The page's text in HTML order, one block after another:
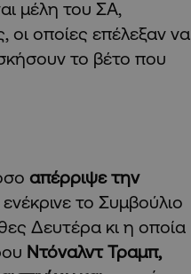
μέλη του ΣΑ,
οι οποίες επέλεξαν να
το βέτο που
απέρριψε την
το Συμβούλιο
Δευτέρα κι η οποία
Ντόναλντ Τραμπ,